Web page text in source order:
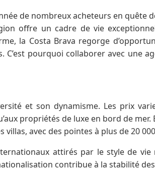
de nombreux acheteurs en quête
offre un cadre de vie
la Costa Brava regorge
pourquoi collaborer avec une
et son dynamisme. Les prix
propriétés de luxe en bord de
avec des pointes à plus de 20
attirés par le style de
contribue à la stabilité